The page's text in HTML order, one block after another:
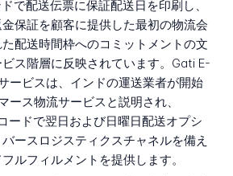
で配送伝票に保証配送日を印刷し、
保証を顧客に提供した最初の物流会
配送時間枠へのコミットメントの文
ス階層に反映されています。Gati E-
ービスは、インドの運送業者が開始
ース物流サービスと説明され、
ードで翌日および日曜日配送オプシ
ースロジスティクスチャネルを備え
ルフィルメントを提供します。